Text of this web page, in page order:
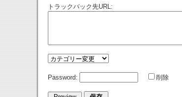
トラックバック先URL:
Password: 削除